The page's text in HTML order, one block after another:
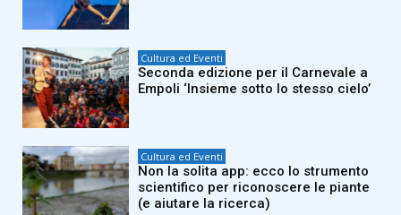
Cultura ed Eventi
Seconda edizione per il Carnevale a
Empoli ‘Insieme sotto lo stesso cielo’
Cultura ed Eventi
Non la solita app: ecco lo strumento
scientifico per riconoscere le piante
(e aiutare la ricerca)